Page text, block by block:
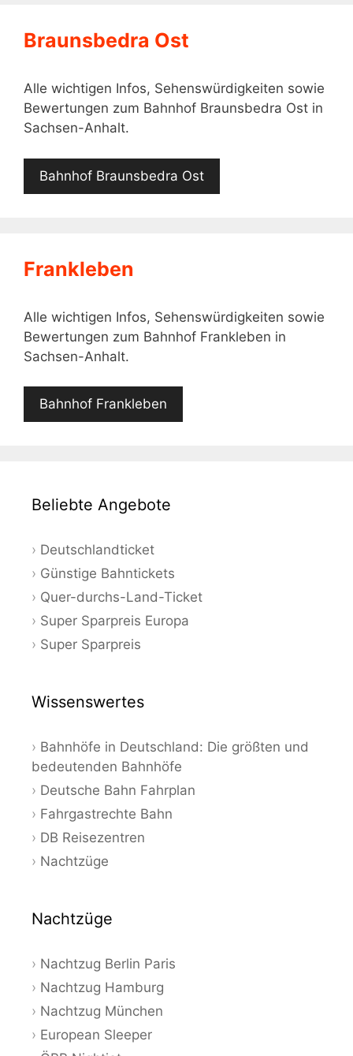
Braunsbedra Ost
Alle wichtigen Infos, Sehenswürdigkeiten sowie
Bewertungen zum Bahnhof Braunsbedra Ost in
Sachsen-Anhalt.
Bahnhof Braunsbedra Ost
Frankleben
Alle wichtigen Infos, Sehenswürdigkeiten sowie
Bewertungen zum Bahnhof Frankleben in
Sachsen-Anhalt.
Bahnhof Frankleben
Beliebte Angebote
Deutschlandticket
Günstige Bahntickets
Quer-durchs-Land-Ticket
Super Sparpreis Europa
Super Sparpreis
Wissenswertes
Bahnhöfe in Deutschland: Die größten und
bedeutenden Bahnhöfe
Deutsche Bahn Fahrplan
Fahrgastrechte Bahn
DB Reisezentren
Nachtzüge
Nachtzüge
Nachtzug Berlin Paris
Nachtzug Hamburg
Nachtzug München
European Sleeper